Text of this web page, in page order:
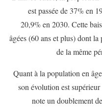
est passée de 37% en
20,9% en 2030. Cette
âgées (60 ans et plus) dont la
de la même
Quant à la population en
son évolution est
note un doublement